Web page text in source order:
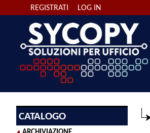
LOG IN
REGISTRATI
CATALOGO